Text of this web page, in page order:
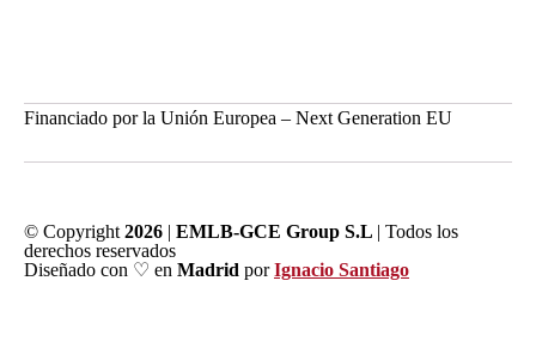
Financiado por la Unión Europea – Next Generation EU
© Copyright 2026 | EMLB-GCE Group S.L | Todos los
derechos reservados
Diseñado con ♡ en Madrid porIgnacio Santiago